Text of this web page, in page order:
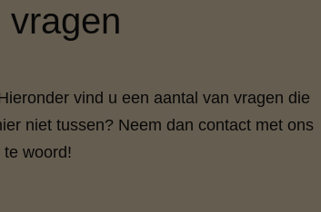
vragen
vind u een aantal van vragen die
niet tussen? Neem dan contact met ons
woord!